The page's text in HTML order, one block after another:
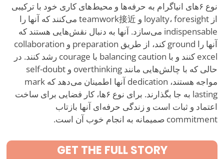
نوع ۶های انیاگرام به حرفه‌ها و محیط‌های کاری خود با ترکیبی
از loyalty، foresight و teamwork接近 می‌کنند که آنها را
indispensable می‌سازد. آنها به دنبال نقش‌هایی هستند که
آنها را ground کند، از طریق preparation و collaboration
excel کنند و با balancing caution با courage رشد کنند. در
حالی که با چالش‌هایی مانند overthinking و self-doubt
مواجه هستند، dedication آنها اطمینان می‌دهد که mark
lasting به جا بگذارند. برای نوع ۶ها، کار فضایی برای ساخت
اعتماد و ثبات است و زندگی حرفه‌ای آنها بازتاب
commitment صمیمانه به انجام خوب آن است.
GET THE FULL STORY